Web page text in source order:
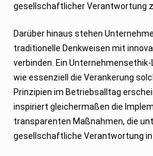
gesellschaftlicher Verantwortung
Darüber hinaus stehen
traditionelle Denkweisen mit
verbinden. Ein
wie essenziell die Verankerung
Prinzipien im Betriebsalltag
inspiriert gleichermaßen die
transparenten Maßnahmen, die
gesellschaftliche Verantwortung in